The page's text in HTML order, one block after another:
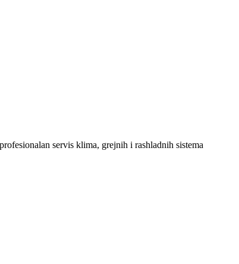
servis klima, grejnih i rashladnih sistema